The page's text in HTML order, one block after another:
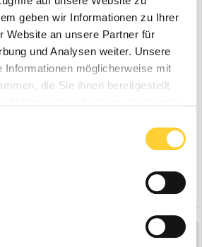
geben wir Informationen zu Ihrer
Website an unsere Partner für
und Analysen weiter. Unsere
Informationen möglicherweise mit
die Sie ihnen bereitgestellt